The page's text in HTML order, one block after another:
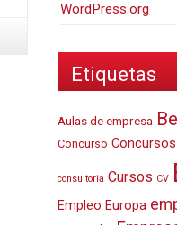
WordPress.org
Etiquetas
Aulas de empresa
Concurso Concursos
consultoria Cursos CV
Empleo Europa